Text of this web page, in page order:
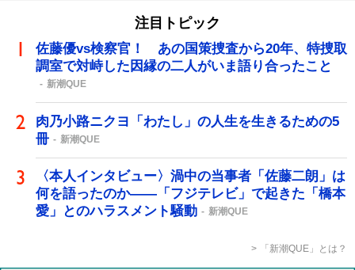
注目トピック
佐藤優vs検察官！ あの国策捜査から20年、特捜取
調室で対峙した因縁の二人がいま語り合ったこと
新潮QUE
肉乃小路ニクヨ「わたし」の人生を生きるための5
冊
新潮QUE
〈本人インタビュー〉渦中の当事者「佐藤二朗」は
何を語ったのか――「フジテレビ」で起きた「橋本
愛」とのハラスメント騒動
新潮QUE
「新潮QUE」とは？